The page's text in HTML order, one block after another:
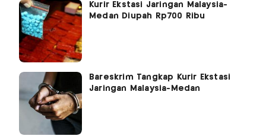
Kurir Ekstasi Jaringan Malaysia-
Medan Diupah Rp700 Ribu
Bareskrim Tangkap Kurir Ekstasi
Jaringan Malaysia-Medan